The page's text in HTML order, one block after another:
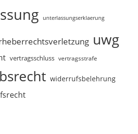
unterlassungserklaerung
uwg
vertragsschluss vertragsstrafe
widerrufsbelehrung